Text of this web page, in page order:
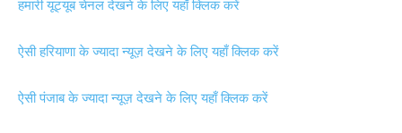
हमारी यूट्यूब चेनल देखने के लिए यहाँ क्लिक करें
ऐसी हरियाणा के ज्यादा न्यूज़ देखने के लिए यहाँ क्लिक करें
ऐसी पंजाब के ज्यादा न्यूज़ देखने के लिए यहाँ क्लिक करें